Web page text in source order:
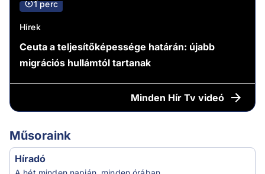
Kioktató hangnemben tagadta meg Magyar
Péter a válaszadást a Hír TV riportere felé
1 perc